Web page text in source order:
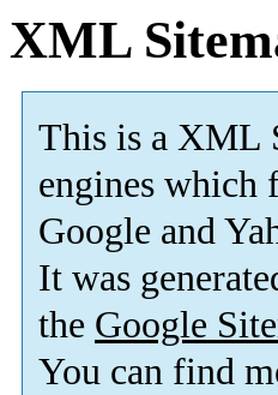
XML
This is a XML
engines which
Google and
It was
the Google
You can find